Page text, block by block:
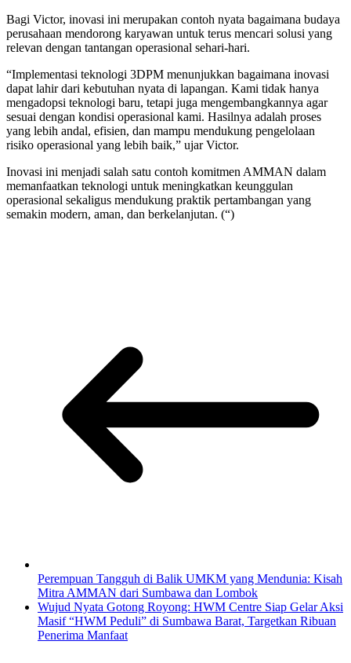
Bagi Victor, inovasi ini merupakan contoh nyata bagaimana budaya
perusahaan mendorong karyawan untuk terus mencari solusi yang
relevan dengan tantangan operasional sehari-hari.
“Implementasi teknologi 3DPM menunjukkan bagaimana inovasi
dapat lahir dari kebutuhan nyata di lapangan. Kami tidak hanya
mengadopsi teknologi baru, tetapi juga mengembangkannya agar
sesuai dengan kondisi operasional kami. Hasilnya adalah proses
yang lebih andal, efisien, dan mampu mendukung pengelolaan
risiko operasional yang lebih baik,” ujar Victor.
Inovasi ini menjadi salah satu contoh komitmen AMMAN dalam
memanfaatkan teknologi untuk meningkatkan keunggulan
operasional sekaligus mendukung praktik pertambangan yang
semakin modern, aman, dan berkelanjutan. (“)
Perempuan Tangguh di Balik UMKM yang Mendunia: Kisah
Mitra AMMAN dari Sumbawa dan Lombok
Wujud Nyata Gotong Royong: HWM Centre Siap Gelar Aksi
Masif “HWM Peduli” di Sumbawa Barat, Targetkan Ribuan
Penerima Manfaat